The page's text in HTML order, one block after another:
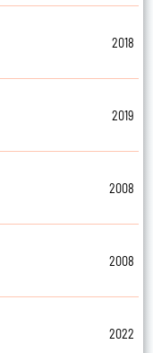
2018
2019
2008
2008
2022